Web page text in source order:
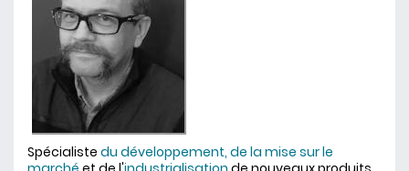
Spécialiste du développement, de la mise sur le